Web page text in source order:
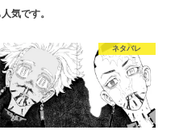
気です。
ネタバレ